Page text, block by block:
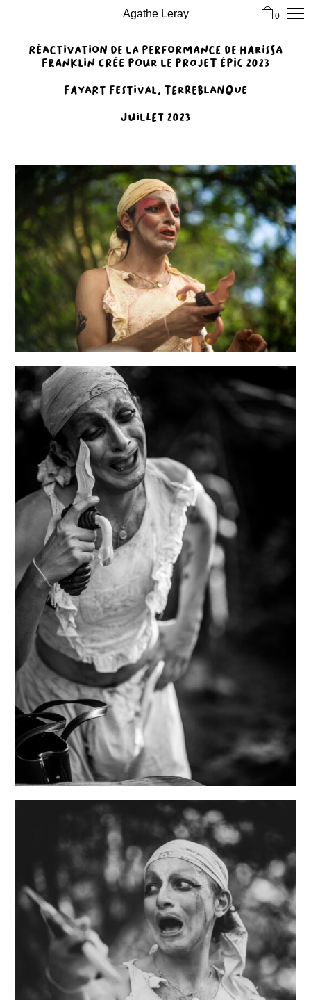
Agathe Leray 0
Réactivation de la performance de Harissa
Franklin crée pour le projet épic 2023
Fayart FEstival, Terreblanque
Juillet 2023